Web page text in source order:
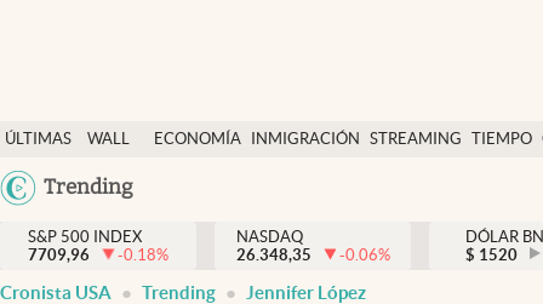
ÚLTIMAS
NOTICIAS
WALL
DÓLAR
ECONOMÍA INMIGRACIÓN STREAMING TIEMPO
México
Trending
Finanzas y economía
Wall Street y dólar
Inmigración
S&P 500 INDEX
7709,96
-0.18%
NASDAQ
26.348,35
-0.06%
DÓLAR
$ 1520
Cronista USA Trending Jennifer López